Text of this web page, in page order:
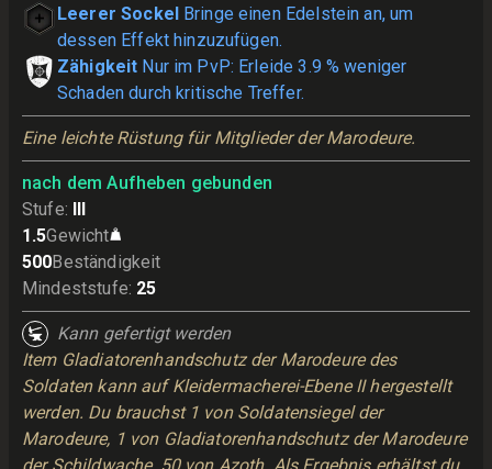
Leerer Sockel Bringe einen Edelstein an, um
dessen Effekt hinzuzufügen.
Zähigkeit Nur im PvP: Erleide 3.9 % weniger
Schaden durch kritische Treffer.
Eine leichte Rüstung für Mitglieder der Marodeure.
nach dem Aufheben gebunden
Stufe: III
1.5Gewicht
500Beständigkeit
Mindeststufe: 25
Kann gefertigt werden
Item Gladiatorenhandschutz der Marodeure des
Soldaten kann auf Kleidermacherei-Ebene II hergestellt
werden. Du brauchst 1 von Soldatensiegel der
Marodeure, 1 von Gladiatorenhandschutz der Marodeure